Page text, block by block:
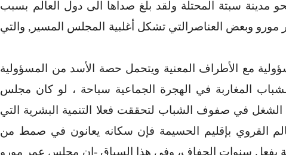
مدينة سبتة المحتلة ولقد بلغ صداها الى دول العالم بسبب
مورو وبعض العناصرالتي تشكل أغلبية المجلس المسير, والتي
مع الأطراف المعنية ويتحمل حصة الأسد من المسؤولية
المغاربة في الهجرة الجماعية سباحة ، لو كان مجلس
في صفوف الشباب لتحققت فعلا التنمية البشرية التي
القروي بإقليم الحسيمة فإن سكانه يعانون في صمط من
بفعل سنوات الجفاف، وفي هذا السياق -إن مجلس عمر مورو